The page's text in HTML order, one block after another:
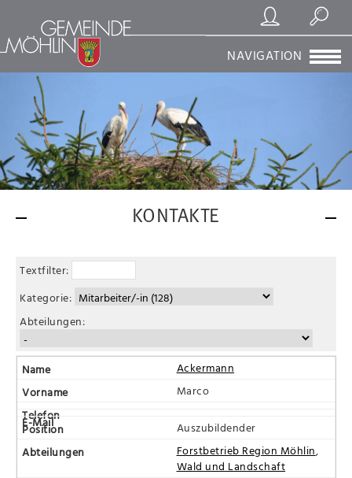
Registrierung/Login
Suchen
NAVIGATION
KONTAKTE
Textfilter:
Kategorie:
Abteilungen:
Ackermann
Marco
Auszubildender
Forstbetrieb Region Möhlin,
Wald und Landschaft